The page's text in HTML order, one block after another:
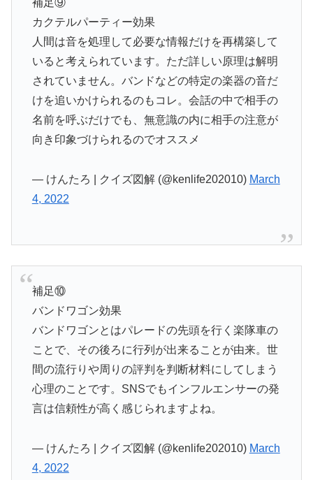
カクテルパーティー効果
人間は音を処理して必要な情報だけを再構築して
いると考えられています。ただ詳しい原理は解明
されていません。バンドなどの特定の楽器の音だ
けを追いかけられるのもコレ。会話の中で相手の
名前を呼ぶだけでも、無意識の内に相手の注意が
向き印象づけられるのでオススメ
— けんたろ | クイズ図解 (@kenlife202010) March
4, 2022
補足⑩
バンドワゴン効果
バンドワゴンとはパレードの先頭を行く楽隊車の
ことで、その後ろに行列が出来ることが由来。世
間の流行りや周りの評判を判断材料にしてしまう
心理のことです。SNSでもインフルエンサーの発
言は信頼性が高く感じられますよね。
— けんたろ | クイズ図解 (@kenlife202010) March
4, 2022